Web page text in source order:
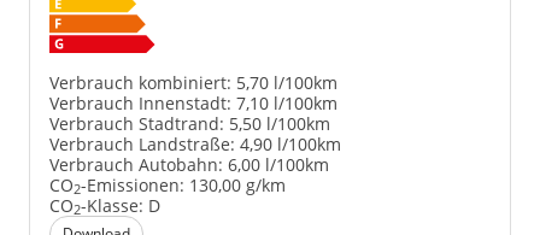
Verbrauch kombiniert: 5,70 l/100km
Verbrauch Innenstadt: 7,10 l/100km
Verbrauch Stadtrand: 5,50 l/100km
Verbrauch Landstraße: 4,90 l/100km
Verbrauch Autobahn: 6,00 l/100km
CO2-Emissionen: 130,00 g/km
CO2-Klasse: D